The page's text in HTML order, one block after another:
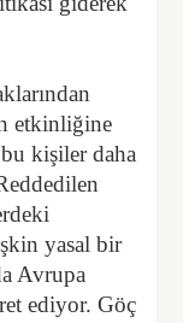
etkinliğine
kişiler daha
yasal bir
Avrupa
ediyor. Göç